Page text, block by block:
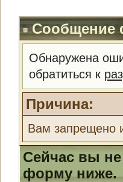
Сообщение
Обнаружена
обратиться к
Причина:
Вам запрещено
Сейчас вы
форму ниже.